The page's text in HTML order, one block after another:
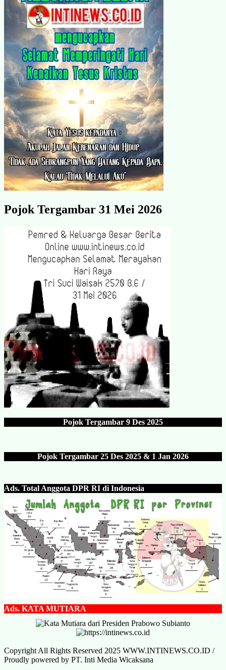
Pojok Tergambar 31 Mei 2026
Pojok Tergambar 9 Des 2025
Pojok Tergambar 25 Des 2025 & 1 Jan 2026
Ads. Total Anggota DPR RI di Indonesia
Ads. KATA MUTIARA
Copyright All Rights Reserved 2025 WWW.INTINEWS.CO.ID /
Proudly powered by PT. Inti Media Wicaksana